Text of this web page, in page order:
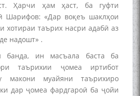
Ҳарчи ҳам ҳаст, ба гуфти
Шарифов: «Дар воқеъ шаклҳои
хотираи таърих насри адабӣ аз
надошт» .
ин масъала баста ба
таърихии ҷомеа иртибот
макони муайяни таърихиро
дар ҷомеа фардгароӣ ба ҷойи